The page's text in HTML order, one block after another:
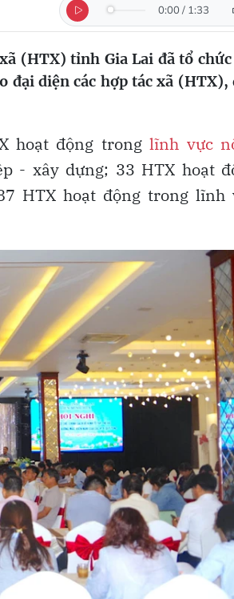
0:00 / 1:33
(HTX) tỉnh Gia Lai đã tổ
đại diện các hợp tác xã (HTX),
hoạt động tronglĩnh vực
- xây dựng; 33 HTX hoạt
HTX hoạt động trong lĩnh